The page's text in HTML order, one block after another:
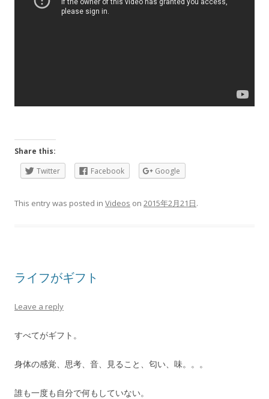
Share this:
Twitter
Facebook Google
This entry was posted in Videos on 2015年2月21日.
ライフがギフト
Leave a reply
すべてがギフト。
身体の感覚、思考、音、見ること、匂い、味。。。
誰も一度も自分で何もしていない。